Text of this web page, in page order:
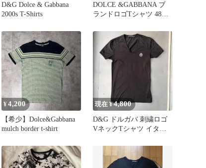
D&G Dolce & Gabbana
2000s T-Shirts
DOLCE &GABBANA ブ
ランドロゴTシャツ 48サ
¥4,200
【希少】Dolce&Gabbana
mulch border t-shirt
現在 ¥4,800
D&G ドルガバ 刺繍ロゴ
VネックTシャツ イタリ